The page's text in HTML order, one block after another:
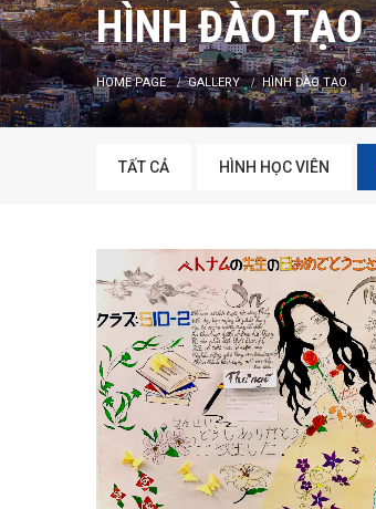
HÌNH ĐÀO TẠO
HOME PAGE GALLERY HÌNH ĐÀO TẠO
TẤT CẢ HÌNH HỌC VIÊN